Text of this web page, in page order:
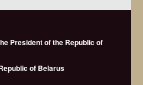
President of the Republic of
of Belarus